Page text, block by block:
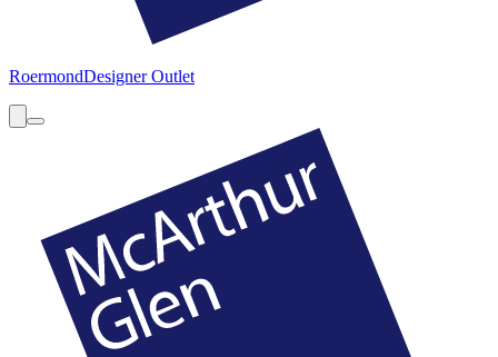
RoermondDesigner Outlet